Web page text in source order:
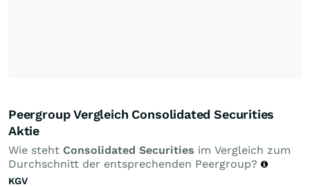
Peergroup Vergleich Consolidated Securities
Aktie
Wie steht Consolidated Securities im Vergleich zum
Durchschnitt der entsprechenden Peergroup?
KGV